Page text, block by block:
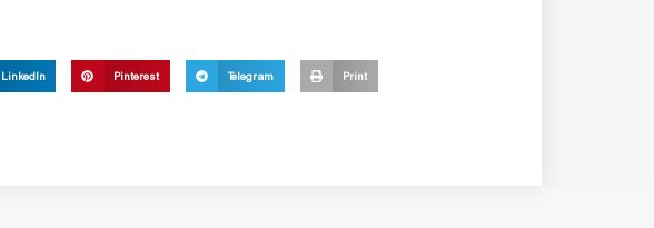
LinkedIn Pinterest Telegram Print